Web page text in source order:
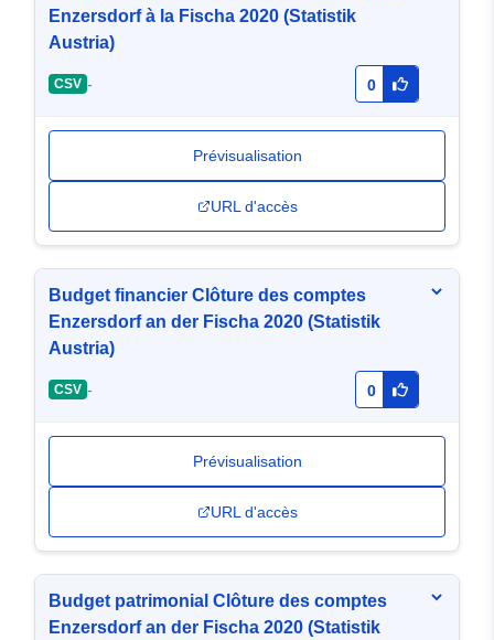
Enzersdorf à la Fischa 2020 (Statistik
Austria)
CSV - 0
Prévisualisation
URL d'accès
Budget financier Clôture des comptes
Enzersdorf an der Fischa 2020 (Statistik
Austria)
CSV - 0
Prévisualisation
URL d'accès
Budget patrimonial Clôture des comptes
Enzersdorf an der Fischa 2020 (Statistik